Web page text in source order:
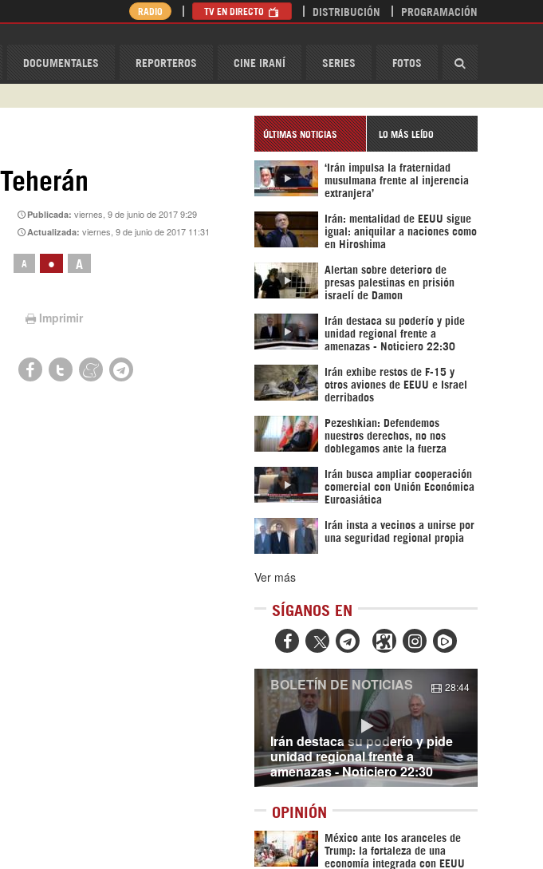
DOCUMENTALES REPORTEROS CINE IRANÍ SERIES FOTOS
RADIO TV EN DIRECTO DISTRIBUCIÓN PROGRAMACIÓN
Publicada:viernes, 9 de junio de 2017 9:29
Actualizada:viernes, 9 de junio de 2017 11:31
A • A
Imprimir
ÚLTIMAS NOTICIAS LO MÁS LEÍDO
‘Irán impulsa la fraternidad
musulmana frente al injerencia
extranjera’
Irán: mentalidad de EEUU sigue
igual: aniquilar a naciones como
en Hiroshima
Alertan sobre deterioro de
presas palestinas en prisión
israelí de Damon
Irán destaca su poderío y pide
unidad regional frente a
amenazas - Noticiero 22:30
Irán exhibe restos de F-15 y
otros aviones de EEUU e Israel
derribados
Pezeshkian: Defendemos
nuestros derechos, no nos
doblegamos ante la fuerza
Irán busca ampliar cooperación
comercial con Unión Económica
Euroasiática
Irán insta a vecinos a unirse por
una seguridad regional propia
Ver más
SÍGANOS EN
  
Irán destaca su poderío y pide
unidad regional frente a
amenazas - Noticiero 22:30
BOLETÍN DE NOTICIAS 28:44
OPINIÓN
México ante los aranceles de
Trump: la fortaleza de una
economía integrada con EEUU